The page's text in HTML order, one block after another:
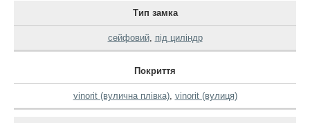
Тип замка
сейфовий, під циліндр
Покриття
vinorit (вулична плівка), vinorit (вулиця)